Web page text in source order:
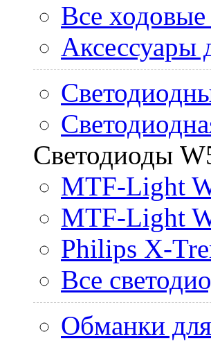
Все
Светодиоды
MTF-Light
MTF-Light
Philips X-
Все
Обманки